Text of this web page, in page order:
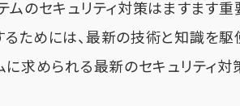
ムのセキュリティ対策はますます重
ためには、最新の技術と知識を
に求められる最新のセキュリティ